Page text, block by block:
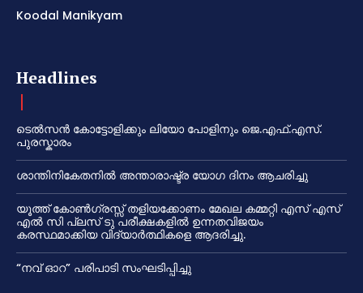
Koodal Manikyam
Headlines
ടെൽസൻ കോട്ടോളിക്കും ലിയോ പോളിനും ജെ.എഫ്.എസ്.
പുരസ്കാരം
ശാന്തിനികേതനിൽ അന്താരാഷ്ട്ര യോഗ ദിനം ആചരിച്ചു
യൂത്ത് കോൺഗ്രസ്സ് തളിയക്കോണം മേഖല കമ്മറ്റി എസ് എസ്
എൽ സി പ്ലസ് ടു പരീക്ഷകളിൽ ഉന്നതവിജയം
കരസ്ഥമാക്കിയ വിദ്യാർത്ഥികളെ ആദരിച്ചു.
“നവ് ഓറ” പരിപാടി സംഘടിപ്പിച്ചു